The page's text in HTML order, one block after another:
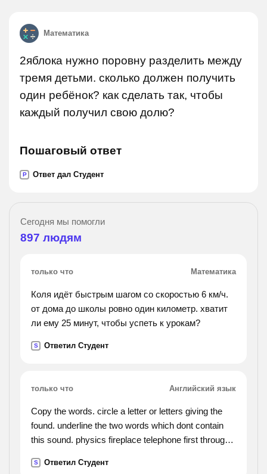
Математика
2яблока нужно поровну разделить между
тремя детьми. сколько должен получить
один ребёнок? как сделать так, чтобы
каждый получил свою долю?
Пошаговый ответ
P Ответ дал Студент
Сегодня мы помогли
897 людям
только что Математика
Коля идёт быстрым шагом со скоростью 6 км/ч.
от дома до школы ровно один километр. хватит
ли ему 25 минут, чтобы успеть к урокам?
S Ответил Студент
только что Английский язык
Copy the words. circle a letter or letters giving the
found. underline the two words which dont contain
this sound. physics fireplace telephone first through
phrase tough performance nephew scintific telegraph
S Ответил Студент